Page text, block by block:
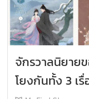
จักรวาลนิยาย
โยงกันทั้ง 3 เรื่